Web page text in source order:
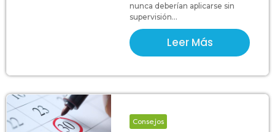
nunca deberían aplicarse sin
supervisión...
Leer Más
Consejos